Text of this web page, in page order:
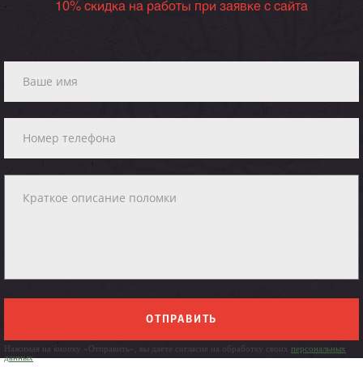
10% скидка на работы при заявке с сайта
ОТПРАВИТЬ
Нажимая на кнопку «Отправить», вы даете согласие на обработку своих персональных
данных